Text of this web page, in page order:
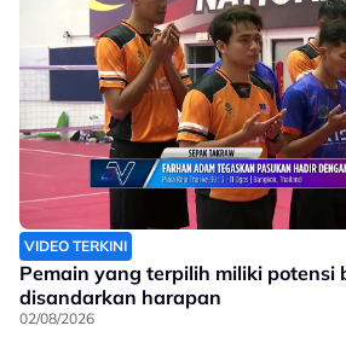
VIDEO TERKINI
Pemain yang terpilih miliki potensi
disandarkan harapan
02/08/2026